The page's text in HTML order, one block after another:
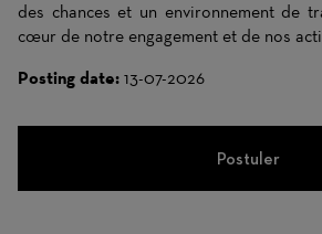
des chances et un environnement de
cœur de notre engagement et de nos
Posting date: 13-07-2026
Postuler